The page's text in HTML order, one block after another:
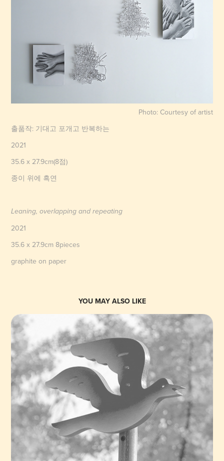
Photo: Courtesy of artist
출품작: 기대고 포개고 반복하는
2021
35.6 x 27.9cm(8점)
종이 위에 흑연
Leaning, overlapping and repeating
2021
35.6 x 27.9cm 8pieces
graphite on paper
YOU MAY ALSO LIKE